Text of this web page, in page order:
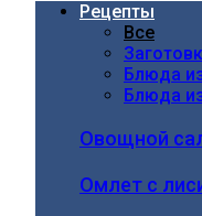
Рецепты
Все
Блюда
Блюда
Овощной
Омлет с